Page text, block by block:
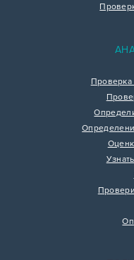
Проверка